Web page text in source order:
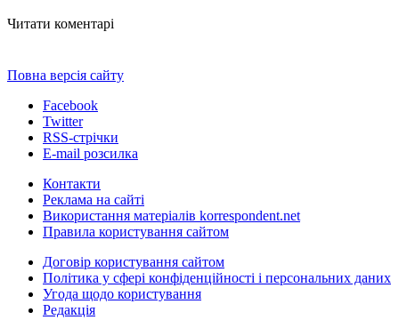
Читати коментарі
Повна версія сайту
Facebook
Twitter
RSS-стрічки
E-mail розсилка
Контакти
Реклама на сайті
Використання матеріалів korrespondent.net
Правила користування сайтом
Договір користування сайтом
Політика у сфері конфіденційності і персональних даних
Угода щодо користування
Редакція